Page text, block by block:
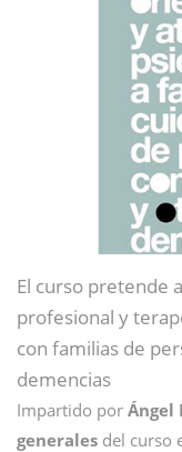
El curso pretende
profesional y
con familias de
demencias
Impartido por Ángel
generales del curso